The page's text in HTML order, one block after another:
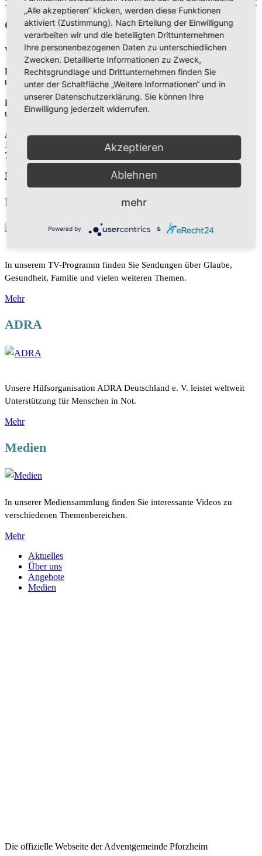
Gottesdienst
Wir freuen uns, jeden Samstag gemeinsam Gottesdienst zu feiern:
Bibelgespräch
um 10:00 Uhr
Predigt
um 11:00 Uhr
Adresse
Jahnstr. 37
75173 Pforzheim
Mehr
HOPE TV
In unserem TV-Programm finden Sie Sendungen über Glaube,
Gesundheit, Familie und vielen weiteren Themen.
Mehr
ADRA
Unsere Hilfsorganisation ADRA Deutschland e. V. leistet weltweit
Unterstützung für Menschen in Not.
Mehr
Medien
In unserer Mediensammlung finden Sie interessante Videos zu
verschiedenen Themenbereichen.
Mehr
Aktuelles
Über uns
Angebote
Medien
Die offizielle Webseite der Adventgemeinde Pforzheim
„Alle akzeptieren“ klicken, werden diese Funktionen
aktiviert (Zustimmung). Nach Erteilung der Einwilligung
verarbeiten wir und die beteiligten Drittunternehmen
Ihre personenbezogenen Daten zu unterschiedlichen
Zwecken. Detaillierte Informationen zu Zweck,
Rechtsgrundlage und Drittunternehmen finden Sie
unter der Schaltfläche „Weitere Informationen“ und in
unserer Datenschutzerklärung. Sie können Ihre
Einwilligung jederzeit widerrufen.
Akzeptieren
Ablehnen
mehr
Powered by &